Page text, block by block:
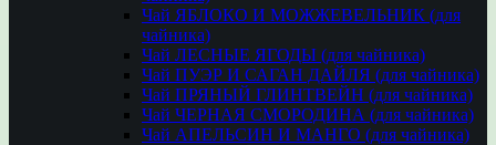
Чай ЯБЛОКО И МОЖЖЕВЕЛЬНИК (для
чайника)
Чай ЛЕСНЫЕ ЯГОДЫ (для чайника)
Чай ПУЭР И САГАН ДАЙЛЯ (для чайника)
Чай ПРЯНЫЙ ГЛИНТВЕЙН (для чайника)
Чай ЧЕРНАЯ СМОРОДИНА (для чайника)
Чай АПЕЛЬСИН И МАНГО (для чайника)